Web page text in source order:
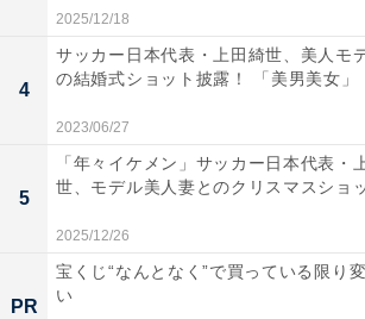
2025/12/18
4
サッカー日本代表・上田綺世、美人モ
の結婚式ショット披露！ 「美男美女」
2023/06/27
5
「年々イケメン」サッカー日本代表・
世、モデル美人妻とのクリスマスショ
2025/12/26
PR
宝くじ“なんとなく”で買っている限り
い